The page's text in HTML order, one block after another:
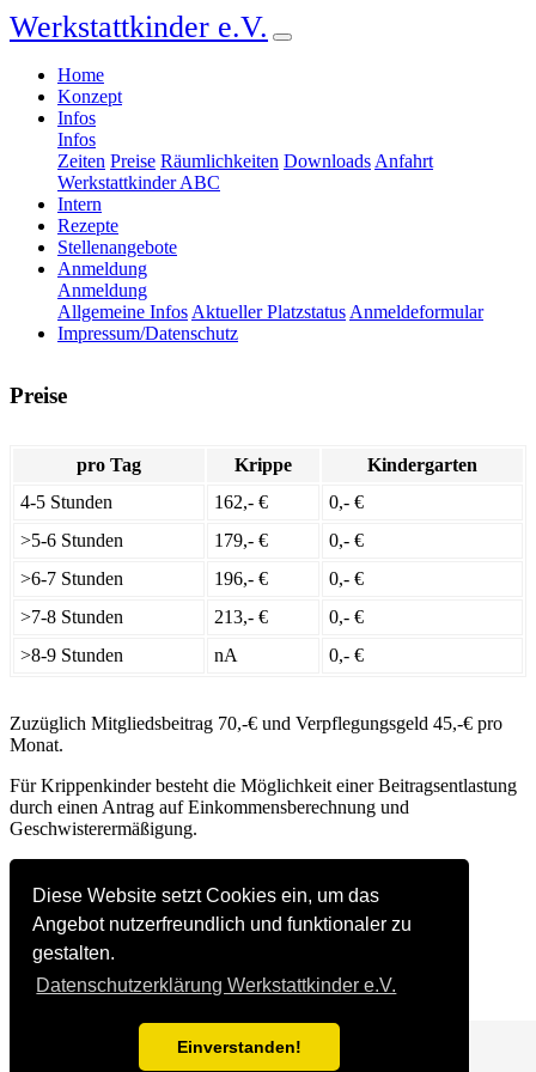
Diese Website setzt Cookies ein, um das
Angebot nutzerfreundlich und funktionaler zu
gestalten.
Datenschutzerklärung Werkstattkinder e.V.
Einverstanden!
Werkstattkinder e.V.
Home
Konzept
Infos
Infos
Zeiten Preise Räumlichkeiten Downloads Anfahrt
Werkstattkinder ABC
Intern
Rezepte
Stellenangebote
Anmeldung
Anmeldung
Allgemeine Infos Aktueller Platzstatus Anmeldeformular
Impressum/Datenschutz
Preise
pro Tag Krippe
Kindergarten
4-5 Stunden
162,- €
0,- €
>5-6 Stunden
179,- €
0,- €
>6-7 Stunden
196,- €
0,- €
>7-8 Stunden
213,- €
0,- €
>8-9 Stunden
nA 0,- €
Zuzüglich Mitgliedsbeitrag 70,-€ und Verpflegungsgeld 45,-€ pro
Monat.
Für Krippenkinder besteht die Möglichkeit einer Beitragsentlastung
durch einen Antrag auf Einkommensberechnung und
Geschwisterermäßigung.
Bootstrap 4 Theme for